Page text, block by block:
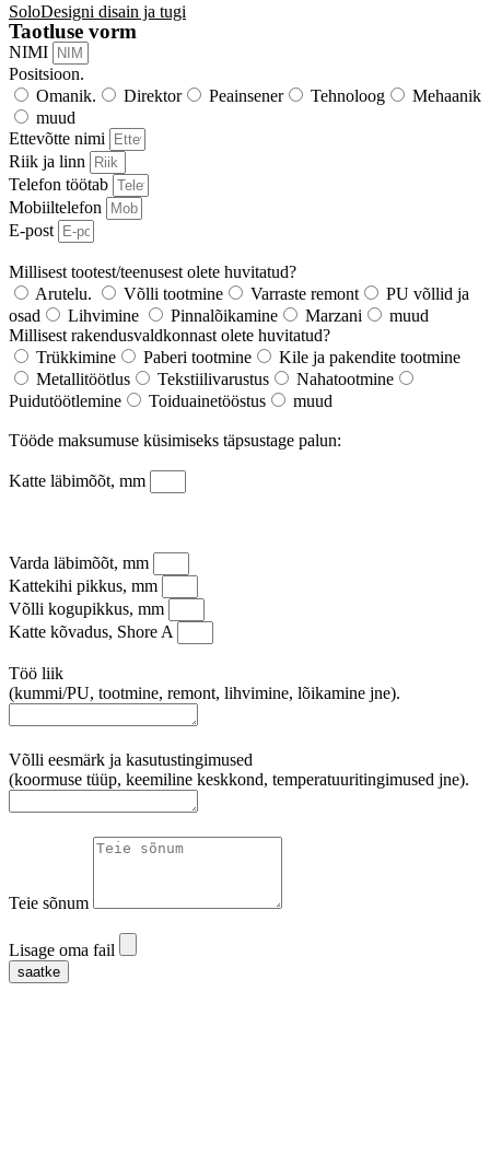
SoloDesigni disain ja tugi
Taotluse vorm
NIMI
Positsioon.
Omanik.
Direktor Peainsener Tehnoloog
Mehaanik
muud
Ettevõtte nimi
Riik ja linn
Telefon töötab
Mobiiltelefon
E-post
Millisest tootest/teenusest olete huvitatud?
Arutelu.
Võlli tootmine Varraste remont
PU võllid ja
osad
Lihvimine Pinnalõikamine Marzani
muud
Millisest rakendusvaldkonnast olete huvitatud?
Trükkimine
Paberi tootmine
Kile ja pakendite tootmine
Metallitöötlus
Tekstiilivarustus
Nahatootmine
Puidutöötlemine
Toiduainetööstus muud
Tööde maksumuse küsimiseks täpsustage palun:
Katte läbimõõt, mm
Varda läbimõõt, mm
Kattekihi pikkus, mm
Võlli kogupikkus, mm
Katte kõvadus, Shore A
Töö liik
(kummi/PU, tootmine, remont, lihvimine, lõikamine jne).
Võlli eesmärk ja kasutustingimused
(koormuse tüüp, keemiline keskkond, temperatuuritingimused jne).
Teie sõnum
Lisage oma fail
saatke